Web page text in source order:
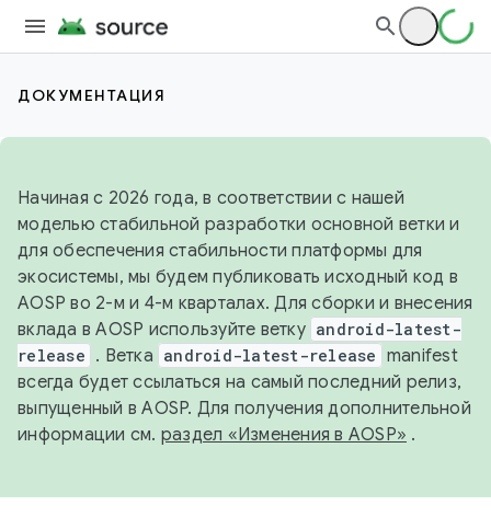
ДОКУМЕНТАЦИЯ
Начиная с 2026 года, в соответствии с нашей
моделью стабильной разработки основной ветки и
для обеспечения стабильности платформы для
экосистемы, мы будем публиковать исходный код в
AOSP во 2-м и 4-м кварталах. Для сборки и внесения
вклада в AOSP используйте ветку android-latest-
release . Ветка android-latest-release manifest
всегда будет ссылаться на самый последний релиз,
выпущенный в AOSP. Для получения дополнительной
информации см. раздел «Изменения в AOSP» .